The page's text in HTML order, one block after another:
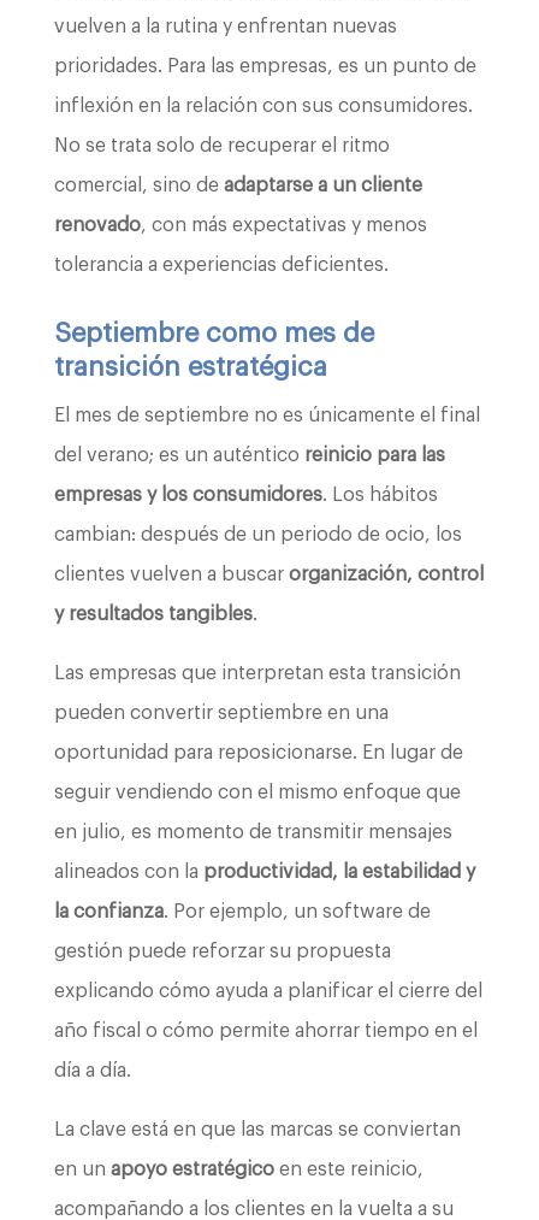
vuelven a la rutina y enfrentan nuevas
prioridades. Para las empresas, es un punto de
inflexión en la relación con sus consumidores.
No se trata solo de recuperar el ritmo
comercial, sino de adaptarse a un cliente
renovado, con más expectativas y menos
tolerancia a experiencias deficientes.
Septiembre como mes de
transición estratégica
El mes de septiembre no es únicamente el final
del verano; es un auténtico reinicio para las
empresas y los consumidores. Los hábitos
cambian: después de un periodo de ocio, los
clientes vuelven a buscar organización, control
y resultados tangibles.
Las empresas que interpretan esta transición
pueden convertir septiembre en una
oportunidad para reposicionarse. En lugar de
seguir vendiendo con el mismo enfoque que
en julio, es momento de transmitir mensajes
alineados con la productividad, la estabilidad y
la confianza. Por ejemplo, un software de
gestión puede reforzar su propuesta
explicando cómo ayuda a planificar el cierre del
año fiscal o cómo permite ahorrar tiempo en el
día a día.
La clave está en que las marcas se conviertan
en un apoyo estratégicoen este reinicio,
acompañando a los clientes en la vuelta a su